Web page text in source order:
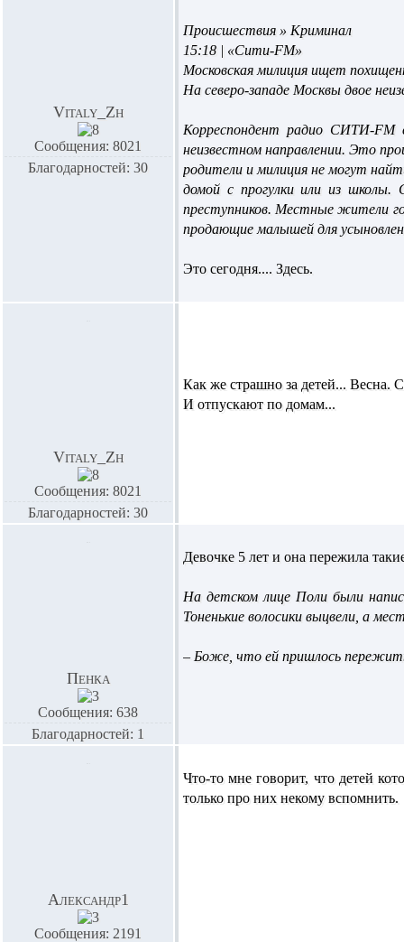
Vitaly_Zh
Сообщения: 8021
Благодарностей: 30
Происшествия » Криминал
15:18 | «Сити-FM»
Московская милиция ищет
На северо-западе Москвы двое
Корреспондент радио СИТИ-FM
неизвестном направлении. Это
родители и милиция не могут
домой с прогулки или из школы.
преступников. Местные жители
продающие малышей для
Это сегодня.... Здесь.
Vitaly_Zh
Сообщения: 8021
Благодарностей: 30
Как же страшно за детей... Весна.
И отпускают по домам...
Пенка
Сообщения: 638
Благодарностей: 1
Девочке 5 лет и она пережила
На детском лице Поли были
Тоненькие волосики выцвели, а
– Боже, что ей пришлось
Александр1
Сообщения: 2191
Что-то мне говорит, что детей
только про них некому вспомнить.